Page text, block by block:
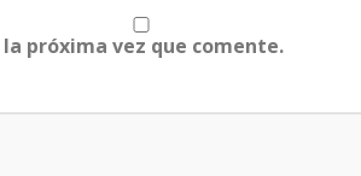
próxima vez que comente.